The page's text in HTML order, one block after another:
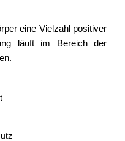
eine Vielzahl positiver
läuft im Bereich der